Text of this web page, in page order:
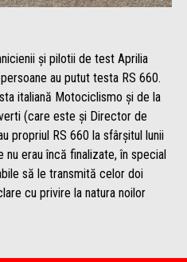
și pilotii de test Aprilia
au putut testa RS 660.
italiană Motociclismo și de la
(care este și Director de
propriul RS 660 la sfârșitul lunii
erau încă finalizate, în special
să le transmită celor doi
cu privire la natura noilor